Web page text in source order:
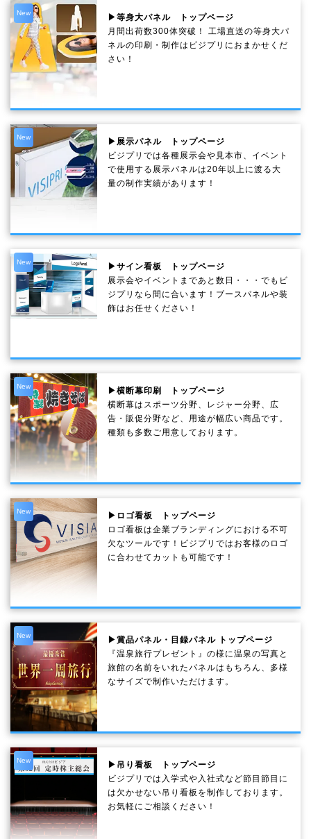
New
▶等身大パネル トップページ
月間出荷数300体突破！ 工場直送の等身大パ
ネルの印刷・制作は ビジプリ におまかせくだ
さい！
New
▶展示パネル トップページ
ビジプリでは各種展示会や見本市、イベント
で使用する展示パネルは20年以上に渡る大
量の制作実績があります！
New
▶サイン看板 トップページ
展示会やイベントまであと数日・・・でもビ
ジプリなら間に合います！ブースパネルや装
飾はお任せください！
New
▶横断幕印刷 トップページ
横断幕はスポーツ分野、レジャー分野、広
告・販促分野など、用途が幅広い商品です。
種類も多数ご用意しております。
New
▶ロゴ看板 トップページ
ロゴ看板は企業ブランディングにおける不可
欠なツールです！ビジプリではお客様のロゴ
に合わせてカットも可能です！
New
▶賞品パネル・目録パネル トップページ
『温泉旅行プレゼント』の様に温泉の写真と
旅館の名前をいれたパネルはもちろん、多様
なサイズで制作いただけます。
New
▶吊り看板 トップページ
ビジプリでは入学式や入社式など節目節目に
は欠かせない吊り看板を制作しております。
お気軽にご相談ください！